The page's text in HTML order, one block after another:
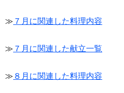
≫ ７月に関連した料理内容
≫ ７月に関連した献立一覧
≫ ８月に関連した料理内容